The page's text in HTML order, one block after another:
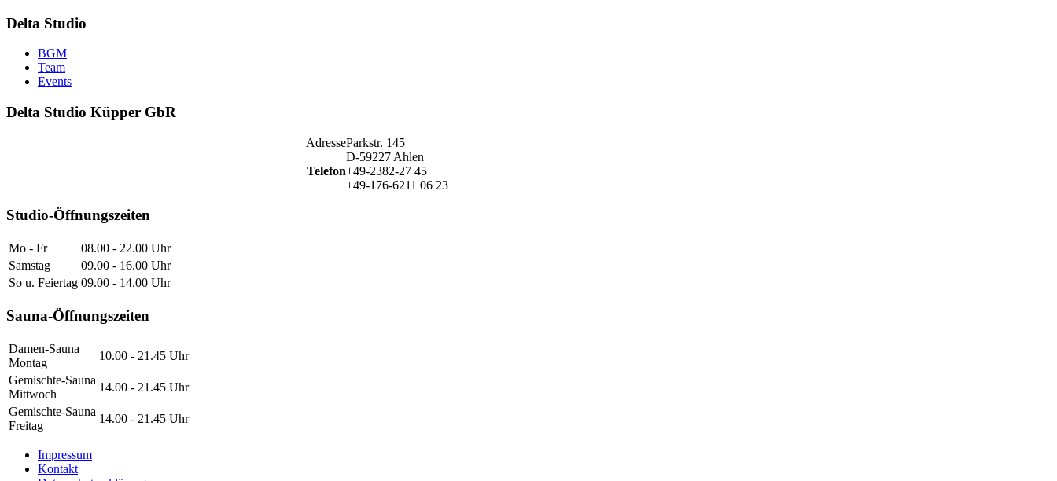
Delta Studio
BGM
Team
Events
Delta Studio Küpper GbR
AdresseParkstr. 145
D-59227 Ahlen
Telefon+49-2382-27 45
+49-176-6211 06 23
Studio-Öffnungszeiten
Mo - Fr
08.00 - 22.00 Uhr
Samstag
09.00 - 16.00 Uhr
So u. Feiertag 09.00 - 14.00 Uhr
Sauna-Öffnungszeiten
Damen-Sauna
Montag
10.00 - 21.45 Uhr
Gemischte-Sauna
Mittwoch
14.00 - 21.45 Uhr
Gemischte-Sauna
Freitag
14.00 - 21.45 Uhr
Impressum
Kontakt